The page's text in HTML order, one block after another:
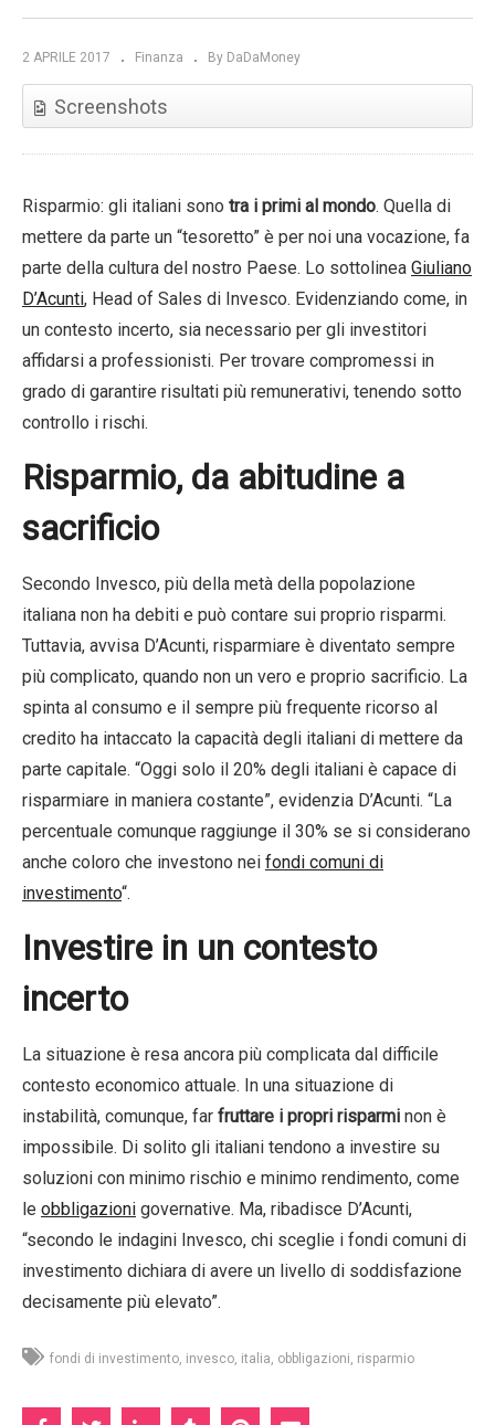
2 APRILE 2017 Finanza By DaDaMoney
Screenshots
Risparmio: gli italiani sono tra i primi al mondo. Quella di
mettere da parte un “tesoretto” è per noi una vocazione, fa
parte della cultura del nostro Paese. Lo sottolinea Giuliano
D’Acunti, Head of Sales di Invesco. Evidenziando come, in
un contesto incerto, sia necessario per gli investitori
affidarsi a professionisti. Per trovare compromessi in
grado di garantire risultati più remunerativi, tenendo sotto
controllo i rischi.
Risparmio, da abitudine a
sacrificio
Secondo Invesco, più della metà della popolazione
italiana non ha debiti e può contare sui proprio risparmi.
Tuttavia, avvisa D’Acunti, risparmiare è diventato sempre
più complicato, quando non un vero e proprio sacrificio. La
spinta al consumo e il sempre più frequente ricorso al
credito ha intaccato la capacità degli italiani di mettere da
parte capitale. “Oggi solo il 20% degli italiani è capace di
risparmiare in maniera costante”, evidenzia D’Acunti. “La
percentuale comunque raggiunge il 30% se si considerano
anche coloro che investono nei fondi comuni di
investimento“.
Investire in un contesto
incerto
La situazione è resa ancora più complicata dal difficile
contesto economico attuale. In una situazione di
instabilità, comunque, far fruttare i propri risparmi non è
impossibile. Di solito gli italiani tendono a investire su
soluzioni con minimo rischio e minimo rendimento, come
le obbligazioni governative. Ma, ribadisce D’Acunti,
“secondo le indagini Invesco, chi sceglie i fondi comuni di
investimento dichiara di avere un livello di soddisfazione
decisamente più elevato”.
fondi di investimento invesco italia obbligazioni risparmio